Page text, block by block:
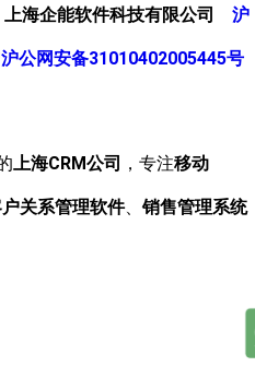
上海企能软件科技有限公司 沪
沪公网安备31010402005445号
上海CRM公司 ，专注移动
关系管理软件、销售管理系统